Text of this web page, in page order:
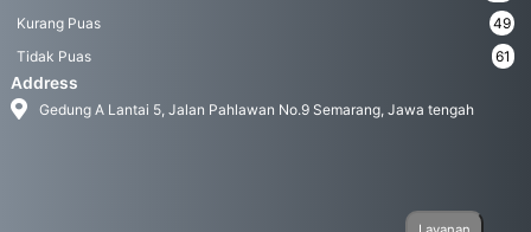
Kurang Puas
49
Tidak Puas
61
Address
Gedung A Lantai 5, Jalan Pahlawan No.9 Semarang, Jawa tengah